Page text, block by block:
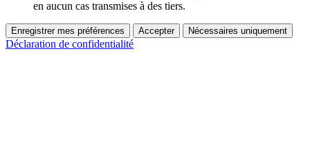
en aucun cas transmises à des tiers.
Enregistrer mes préférences Accepter Nécessaires uniquement
Déclaration de confidentialité